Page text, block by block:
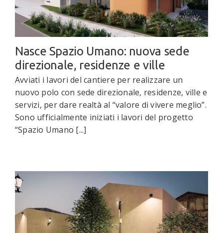
Nasce Spazio Umano: nuova sede
direzionale, residenze e ville
Avviati i lavori del cantiere per realizzare un
nuovo polo con sede direzionale, residenze, ville e
servizi, per dare realtà al “valore di vivere meglio”.
Sono ufficialmente iniziati i lavori del progetto
“Spazio Umano [...]